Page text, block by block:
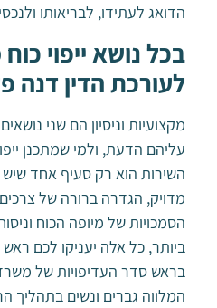
הדואג לעתידו, לבריאותו
בכל נושא ייפוי
לעורכת הדין דנה
מקצועיות וניסיון הם שני
עליהם הדעת, ולמי שמתכנן
השירות הוא רק סעיף אחד שיש
מדויק, הגדרה ברורה של
הסמכויות של מיופה הכוח
ביותר, כל אלה יעניקו לכם
בראש סדר העדיפויות של
המלווה גברים ונשים בתהליך